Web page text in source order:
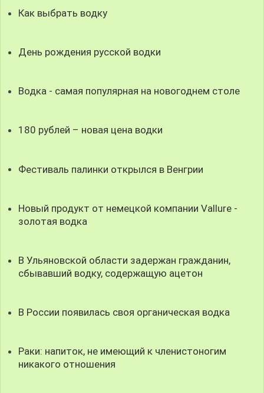
Как выбрать водку
День рождения русской водки
Водка - самая популярная на новогоднем столе
180 рублей – новая цена водки
Фестиваль палинки открылся в Венгрии
Новый продукт от немецкой компании Vallure -
золотая водка
В Ульяновской области задержан гражданин,
сбывавший водку, содержащую ацетон
В России появилась своя органическая водка
Раки: напиток, не имеющий к членистоногим
никакого отношения